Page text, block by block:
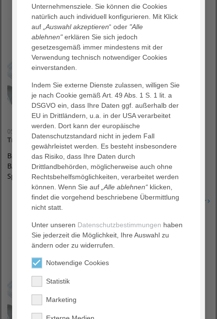
05. Mai 2014
Traumaversorgung in Bad Pyrmont aufgewertet
Bad Pyrmont, 05. Mai 2014 – AGAPLESION EV.
BATHILDISKRANKENHAUS schafft bei Re-Zertifizierung den
Sprung zum regionalen Traumazentrum des…
Erfahren Sie mehr
Unternehmensziele. Sie können die Cookies
natürlich auch individuell konfigurieren. Mit Klick
auf „Auswahl akzeptieren“ oder "Alle
ablehnen"erklären Sie sich jedoch
gesetzesgemäß immer mindestens mit der
Verwendung technisch notwendiger Cookies
einverstanden.
Indem Sie externe Dienste zulassen, willigen Sie
je nach Cookie gemäß Art. 49 Abs. 1 S. 1 lit. a
DSGVO ein, dass Ihre Daten ggf. außerhalb der
EU in Drittländern, u.a. in der USA verarbeitet
werden. Dort kann der europäische
Datenschutzstandard nicht in jedem Fall
gewährleistet werden. Es besteht insbesondere
das Risiko, dass Ihre Daten durch
Drittlandbehörden, möglicherweise auch ohne
Rechtsbehelfsmöglichkeiten, verarbeitet werden
können. Wenn Sie auf „Alle ablehnen“ klicken,
findet die vorgehend beschriebene Übermittlung
nicht statt.
Unter unseren Datenschutzbestimmungen haben
Sie jederzeit die Möglichkeit, Ihre Auswahl zu
ändern oder zu widerrufen.
Notwendige Cookies
Statistik
Marketing